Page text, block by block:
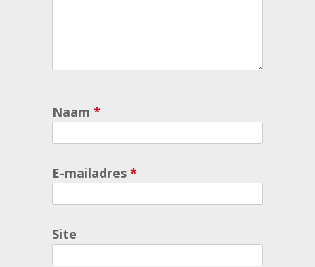
Naam *
E-mailadres *
Site